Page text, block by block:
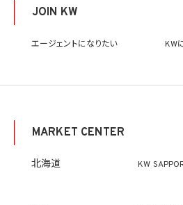
報の主体である個人（以下「本人」といいます。）が
することについて同意を撤回し又は異議を述べた場
ず、利用目的の達成に必要な範囲を超えて個人情報
(1) 法令に基づく場合
(2) 人の生命、身体又は財産の保護のために必要が
JOIN KW
エージェントになりたい KW
MARKET CENTER
北海道 KW